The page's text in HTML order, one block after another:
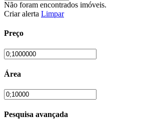
Não foram encontrados imóveis.
Criar alerta Limpar
Preço
Área
Pesquisa avançada